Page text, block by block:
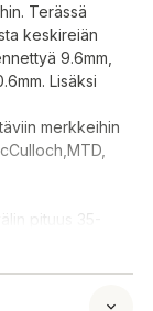
Terässä
keskireiän
9.6mm,
Lisäksi
merkkeihin
pituus 35-
reikien välistä)